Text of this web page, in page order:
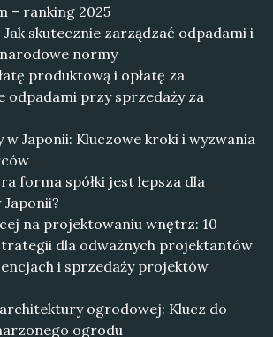
– ranking 2025
Jak skutecznie zarządzać odpadami i
normy
produktową i opłatę za
odpadami przy sprzedaży za
w Japonii: Kluczowe kroki i wyzwania
forma spółki jest lepsza dla
na projektowaniu wnętrz: 10
dla odważnych projektantów
i sprzedaży projektów
architektury ogrodowej: Klucz do
ogrodu